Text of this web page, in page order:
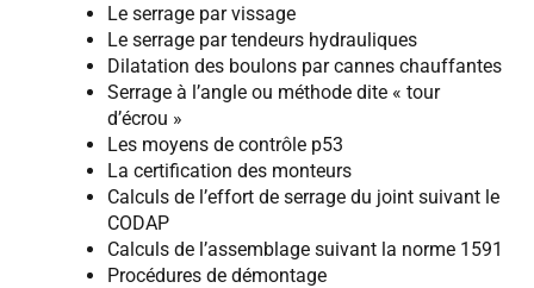
Le serrage par vissage
Le serrage par tendeurs hydrauliques
Dilatation des boulons par cannes chauffantes
Serrage à l’angle ou méthode dite « tour
d’écrou »
Les moyens de contrôle p53
La certification des monteurs
Calculs de l’effort de serrage du joint suivant le
CODAP
Calculs de l’assemblage suivant la norme 1591
Procédures de démontage